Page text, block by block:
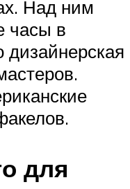
Над ним
часы в
дизайнерская
для